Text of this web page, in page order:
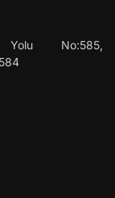
Yolu No:585,